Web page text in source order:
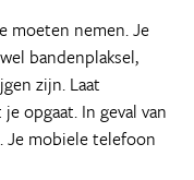
moeten nemen. Je
bandenplaksel,
zijn. Laat
opgaat. In geval van
Je mobiele telefoon